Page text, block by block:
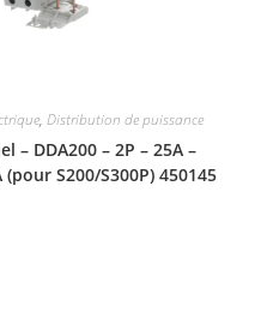
, Distribution de puissance
– DDA200 – 2P – 25A –
(pour S200/S300P) 450145